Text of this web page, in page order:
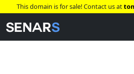
This domain is for sale! Contact us at